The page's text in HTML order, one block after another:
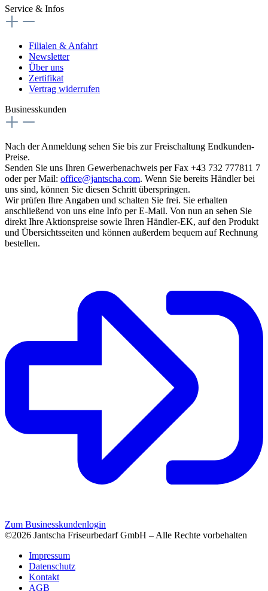
Service & Infos
Filialen & Anfahrt
Newsletter
Über uns
Zertifikat
Vertrag widerrufen
Businesskunden
Nach der Anmeldung sehen Sie bis zur Freischaltung Endkunden-
Preise.
Senden Sie uns Ihren Gewerbenachweis per Fax +43 732 777811 7
oder per Mail: office@jantscha.com. Wenn Sie bereits Händler bei
uns sind, können Sie diesen Schritt überspringen.
Wir prüfen Ihre Angaben und schalten Sie frei. Sie erhalten
anschließend von uns eine Info per E-Mail. Von nun an sehen Sie
direkt Ihre Aktionspreise sowie Ihren Händler-EK, auf den Produkt
und Übersichtsseiten und können außerdem bequem auf Rechnung
bestellen.
Zum Businesskundenlogin
©2026 Jantscha Friseurbedarf GmbH – Alle Rechte vorbehalten
Impressum
Datenschutz
Kontakt
AGB